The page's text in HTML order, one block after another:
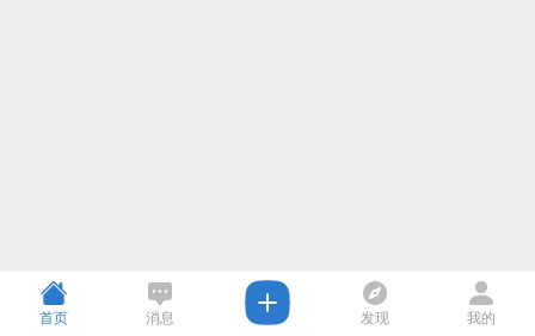
首页 消息 发现 我的